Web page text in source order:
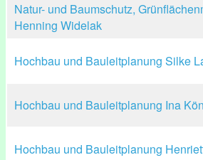
Natur- und Baumschutz,
Henning Widelak
Hochbau und Bauleitplanung Silke
Hochbau und Bauleitplanung Ina
Hochbau und Bauleitplanung